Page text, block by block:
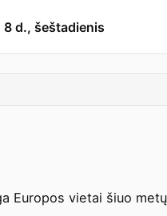
d., šeštadienis
Europos vietai šiuo